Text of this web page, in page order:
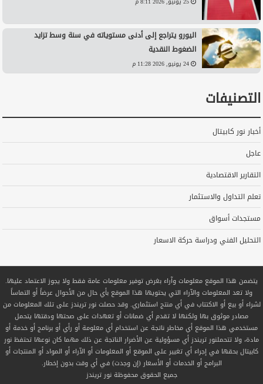
اليورو يتراجع إلى أدنى مستوياته في سنة وسط تزايد
الضغوط النقدية
24 يونيو, 2026 11:28 م
التصنيفات
أخبار نور كابيتال
عاجل
التقارير الاقتصادية
تعلم التداول والاستثمار
مستجدات أسواق
التحليل الفني ودراسة حركة الاسعار
يتضمن هذا الموقع معلومات وآراء بغرض توفير معلومات عامة فقط ولا يجوز الاعتماد عليها.
ولا تعد المعلومات والآراء التي يحتويها هذا الموقع بأي حال من الأحوال عرضاً أو التماساً
لشراء أو بيع أو الاكتتاب في أي منتج استثماري. وقد حصلت نور تريندز على تلك المعلومات من
مصادر موثوق بها ولكنها لا تقدم أي ضمانات أو تعهدات على صحتها ودقتها يتحمل
مستخدمي هذا الموقع أي مخاطر ناتجة عن استخدام أي معلومة أو رأي أو برنامج أو خدمة أو
مادة، ولا تتحملنور تريندز أي مسؤولية عن الأضرار الناتجة عن ذلك مهما كان نوعها تحتفظ نور
كابيتال بحقها في إجراء أي تغيير على الموقع أو المعلومات أو الآراء أو المواد أو المنتجات أو
البرامج أو الخدمات أو الأسعار (إن وجدت) في أي وقت بدون إخطار.
جميع الحقوق محفوظةنور تريندز